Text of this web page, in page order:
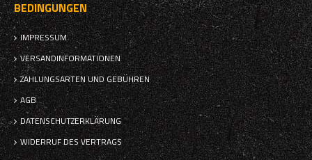
BEDINGUNGEN
IMPRESSUM
VERSANDINFORMATIONEN
ZAHLUNGSARTEN UND GEBÜHREN
AGB
DATENSCHUTZERKLÄRUNG
WIDERRUF DES VERTRAGS